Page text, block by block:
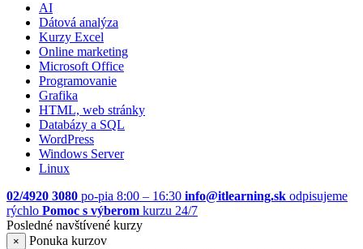
AI
Dátová analýza
Kurzy Excel
Online marketing
Microsoft Office
Programovanie
Grafika
HTML, web stránky
Databázy a SQL
WordPress
Windows Server
Linux
02/4920 3080 po-pia 8:00 – 16:30 info@itlearning.sk odpisujeme
rýchlo Pomoc s výberom kurzu 24/7
Posledné navštívené kurzy
×
Ponuka kurzov